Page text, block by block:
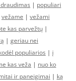
| populiari
vežame | vežami
kas parvežtų |
| geriau nei
populiarios | į
kas veža | nuo ko
ir paneigimai | ką